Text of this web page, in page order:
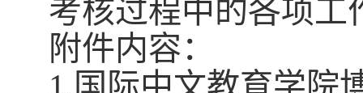
考核过程中的各项工
附件内容：